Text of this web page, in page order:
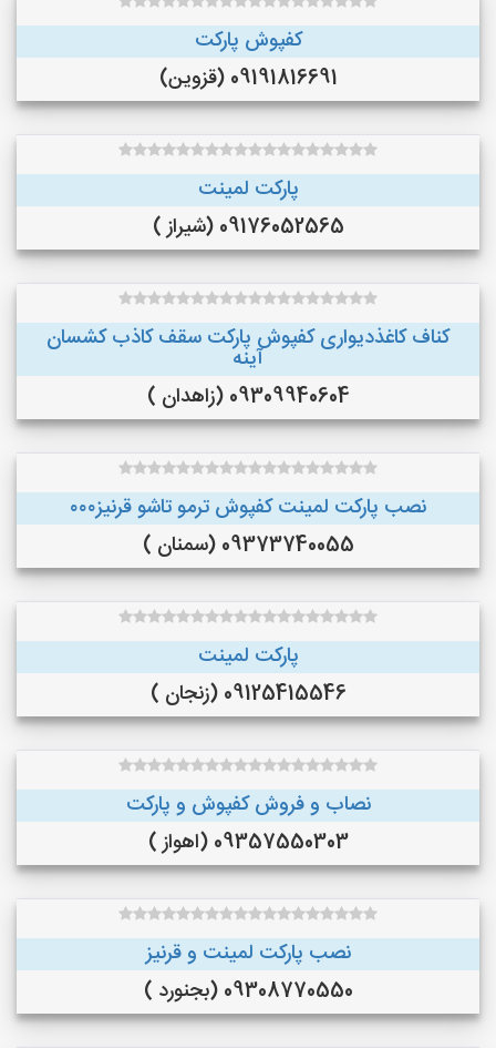
کفپوش پارکت
09191816691 (قزوین)
پارکت لمینت
09176052565 (شیراز )
کناف کاغذدیواری کفپوش پارکت سقف کاذب کشسان
آینه
09309940604 (زاهدان )
نصب پارکت لمینت کفپوش ترمو تاشو قرنیز۰۰۰
09373740055 (سمنان )
پارکت لمینت
09125415546 (زنجان )
نصاب و فروش کفپوش و پارکت
09357550303 (اهواز )
نصب پارکت لمینت و قرنیز
09308770550 (بجنورد )